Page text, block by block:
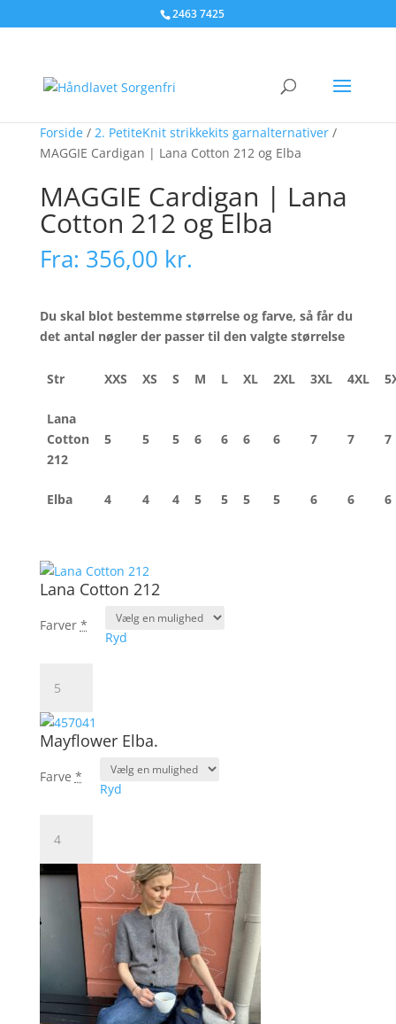
2463 7425
Forside/ 2. PetiteKnit strikkekits garnalternativer/
MAGGIE Cardigan | Lana Cotton 212 og Elba
MAGGIE Cardigan | Lana
Cotton 212 og Elba
Fra: 356,00 kr.
Du skal blot bestemme størrelse og farve, så får du
det antal nøgler der passer til den valgte størrelse
Str XXS XS S M L XL 2XL 3XL 4XL
Lana
Cotton
212
5 5 5 6 6 6 6 7 7 7
Elba 4 4 4 5 5 5 5 6 6 6
Lana Cotton 212
Farver *
Ryd
Cotton
212
antal
Mayflower Elba.
Farve *
Ryd
Elba.
antal